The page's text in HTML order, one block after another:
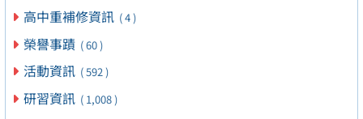
高中重補修資訊 ( 4 )
榮譽事蹟 ( 60 )
活動資訊 ( 592 )
研習資訊 ( 1,008 )